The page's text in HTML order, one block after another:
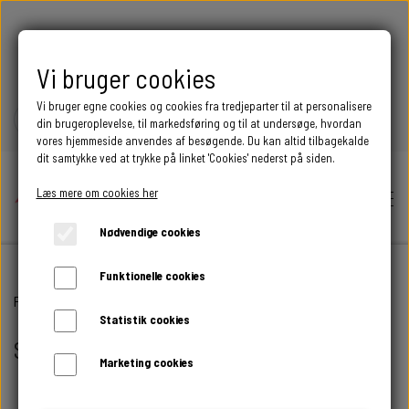
Shop
Forside
SKILTE & DEKORATION
Vi bruger cookies
Vi bruger egne cookies og cookies fra tredjeparter til at personalisere
din brugeroplevelse, til markedsføring og til at undersøge, hvordan
vores hjemmeside anvendes af besøgende. Du kan altid tilbagekalde
dit samtykke ved at trykke på linket 'Cookies' nederst på siden.
Læs mere om cookies her
Nødvendige cookies
Funktionelle cookies
Statistik cookies
Marketing cookies